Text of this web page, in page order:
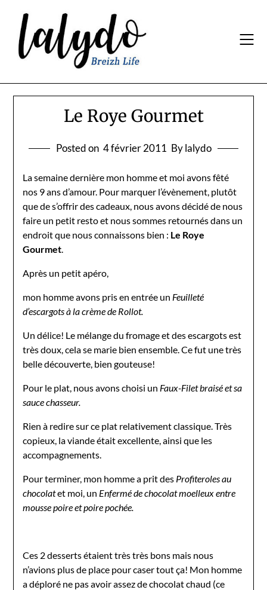
content
Le Roye Gourmet
Posted on 4 février 2011 By lalydo
La semaine dernière mon homme et moi avons fêté
nos 9 ans d’amour. Pour marquer l’évènement, plutôt
que de s’offrir des cadeaux, nous avons décidé de nous
faire un petit resto et nous sommes retournés dans un
endroit que nous connaissons bien : Le Roye
Gourmet.
Après un petit apéro,
mon homme avons pris en entrée un Feuilleté
d’escargots à la crème de Rollot.
Un délice! Le mélange du fromage et des escargots est
très doux, cela se marie bien ensemble. Ce fut une très
belle découverte, bien gouteuse!
Pour le plat, nous avons choisi un Faux-Filet braisé et sa
sauce chasseur.
Rien à redire sur ce plat relativement classique. Très
copieux, la viande était excellente, ainsi que les
accompagnements.
Pour terminer, mon homme a prit des Profiteroles au
chocolatet moi, un Enfermé de chocolat moelleux entre
mousse poire et poire pochée.
Ces 2 desserts étaient très très bons mais nous
n’avions plus de place pour caser tout ça! Mon homme
a déploré ne pas avoir assez de chocolat chaud (ce